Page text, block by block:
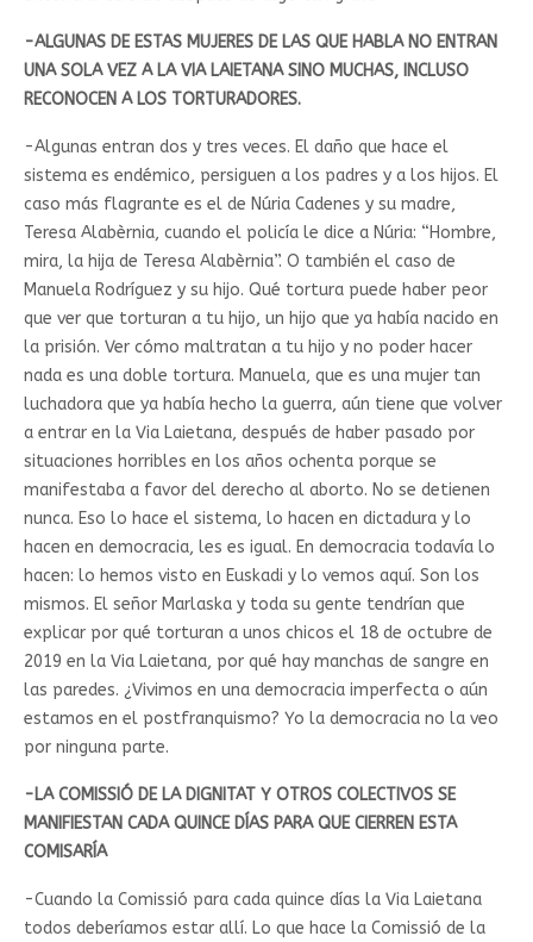
-ALGUNAS DE ESTAS MUJERES DE LAS QUE HABLA NO ENTRAN
UNA SOLA VEZ A LA VIA LAIETANA SINO MUCHAS, INCLUSO
RECONOCEN A LOS TORTURADORES.
-Algunas entran dos y tres veces. El daño que hace el
sistema es endémico, persiguen a los padres y a los hijos. El
caso más flagrante es el de Núria Cadenes y su madre,
Teresa Alabèrnia, cuando el policía le dice a Núria: “Hombre,
mira, la hija de Teresa Alabèrnia”. O también el caso de
Manuela Rodríguez y su hijo. Qué tortura puede haber peor
que ver que torturan a tu hijo, un hijo que ya había nacido en
la prisión. Ver cómo maltratan a tu hijo y no poder hacer
nada es una doble tortura. Manuela, que es una mujer tan
luchadora que ya había hecho la guerra, aún tiene que volver
a entrar en la Via Laietana, después de haber pasado por
situaciones horribles en los años ochenta porque se
manifestaba a favor del derecho al aborto. No se detienen
nunca. Eso lo hace el sistema, lo hacen en dictadura y lo
hacen en democracia, les es igual. En democracia todavía lo
hacen: lo hemos visto en Euskadi y lo vemos aquí. Son los
mismos. El señor Marlaska y toda su gente tendrían que
explicar por qué torturan a unos chicos el 18 de octubre de
2019 en la Via Laietana, por qué hay manchas de sangre en
las paredes. ¿Vivimos en una democracia imperfecta o aún
estamos en el postfranquismo? Yo la democracia no la veo
por ninguna parte.
-LA COMISSIÓ DE LA DIGNITAT Y OTROS COLECTIVOS SE
MANIFIESTAN CADA QUINCE DÍAS PARA QUE CIERREN ESTA
COMISARÍA
-Cuando la Comissió para cada quince días la Via Laietana
todos deberíamos estar allí. Lo que hace la Comissió de la